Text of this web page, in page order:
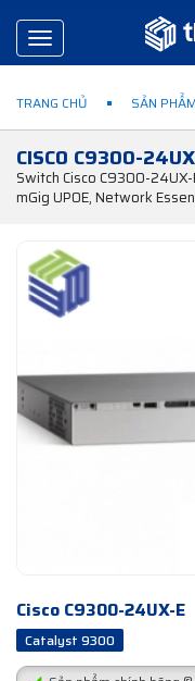
Toggle
navigation
TRANG CHỦ SẢN PHẨM
CISCO C9300-
Switch Cisco C9300-
mGig UPOE, Network
Cisco C9300-24UX-E
Catalyst 9300